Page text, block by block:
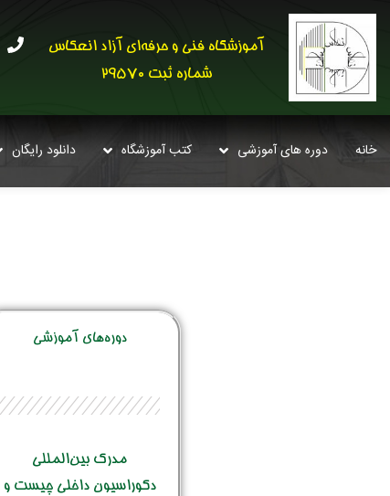
آموزشگاه فنی و حرفه‌ای آزاد انعکاس
شماره ثبت 29570
خانه دوره های آموزشی کتب آموزشگاه دانلود رایگان
دوره‌‌های آموزشی
مدرک بین‌المللی
دکوراسیون داخلی چیست و